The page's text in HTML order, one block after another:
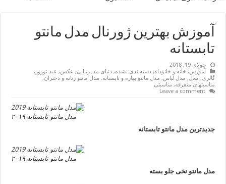
آموزش بهترین ژورنال مدل مانتو
تابستانه
جولای 19, 2018
آموزش, خانه و خانوداه, دسته‌بندی نشده, دنیای مد,زیبایی, عکس, عید نوروز ,
گالری, مدل, مدل لباس, مدل مانتو بهاره و تابستانه, مدل مانتو زنانه و دختران,
مناسبتهای متفرقه, مناسبتی
Leave a comment
مدل مانتو تابستانه ۲۰۱۹
جدیدترین مدل مانتو تابستانه
مدل مانتو تابستانه ۲۰۱۹
مدل مانتو نخی جلو بسته